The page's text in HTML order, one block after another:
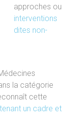
approches ou
interventions
dites non-
la catégorie
cette
un cadre et